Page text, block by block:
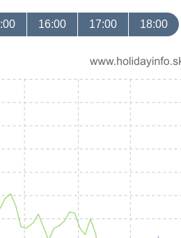
16:00 17:00 18:00